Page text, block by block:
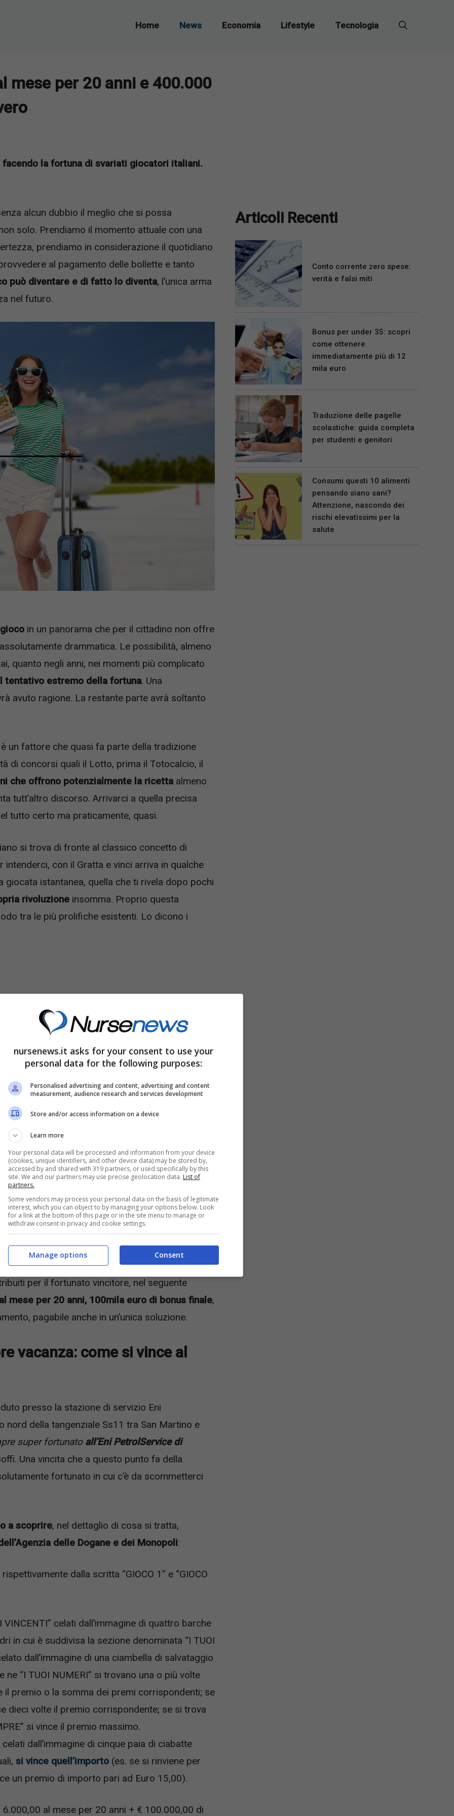
Home News Economia Lifestyle Tecnologia
mese per 20 anni e 400.000
la fortuna di svariati giocatori italiani.
alcun dubbio il meglio che si possa
solo. Prendiamo il momento attuale con una
prendiamo in considerazione il quotidiano
al pagamento delle bollette e tanto
può diventare e di fatto lo diventa, l’unica arma
nel futuro.
in un panorama che per il cittadino non offre
drammatica. Le possibilità, almeno
quanto negli anni, nei momenti più complicato
tentativo estremo della fortuna. Una
avuto ragione. La restante parte avrà soltanto
un fattore che quasi fa parte della tradizione
di concorsi quali il Lotto, prima il Totocalcio, il
che offrono potenzialmente la ricetta almeno
tutt’altro discorso. Arrivarci a quella precisa
tutto certo ma praticamente, quasi.
si trova di fronte al classico concetto di
con il Gratta e vinci arriva in qualche
istantanea, quella che ti rivela dopo pochi
rivoluzione insomma. Proprio questa
tra le più prolifiche esistenti. Lo dicono i
dello scorso 16 febbraio, in cui si è registrato
a premi, con ben 371 milioni di euro
più grandi negli ultimi mesi arrivano proprio
parte dei casi da 500mila euro
che ha
in tutto il paese. Gli italiani a questo punto ci
parliamo di vincitore assolutamente, per
. Il concorso protagonista è il Nuovo Turista per
offre una probabilità di vincita ogni 4,560 milioni
delle Dogane e dei Monopoli. Premio
per il fortunato vincitore, nel seguente
mese per 20 anni, 100mila euro di bonus finale,
pagabile anche in un’unica soluzione.
vacanza: come si vince al
presso la stazione di servizio Eni
nord della tangenziale Ss11 tra San Martino e
super fortunatoall’Eni PetrolService di
Una vincita che a questo punto fa della
fortunato in cui c’è da scommetterci
a scoprire, nel dettaglio di cosa si tratta,
delle Dogane e dei Monopoli:
dalla scritta “GIOCO 1” e “GIOCO
celati dall’immagine di quattro barche
in cui è suddivisa la sezione denominata “I TUOI
dall’immagine di una ciambella di salvataggio
ne “I TUOI NUMERI” si trovano una o più volte
il premio o la somma dei premi corrispondenti; se
dieci volte il premio corrispondente; se si trova
si vince il premio massimo.
dall’immagine di cinque paia di ciabatte
si vince quell’importo (es. se si rinviene per
un premio di importo pari ad Euro 15,00).
al mese per 20 anni + € 100.000,00 di
Articoli Recenti
Conto corrente zero spese:
verità e falsi miti
Bonus per under 35: scopri
come ottenere
immediatamente più di 12
mila euro
Traduzione delle pagelle
scolastiche: guida completa
per studenti e genitori
Consumi questi 10 alimenti
pensando siano sani?
Attenzione, nascondo dei
rischi elevatissimi per la
salute
nursenews.it asks for your consent to use your
personal data for the following purposes:
Personalised advertising and content, advertising and content
measurement, audience research and services development
Store and/or access information on a device
Learn more
Your personal data will be processed and information from your device
(cookies, unique identifiers, and other device data) may be stored by,
accessed by and shared with 319 partners, or used specifically by this
site. We and our partners may use precise geolocation data. List of
partners.
Some vendors may process your personal data on the basis of legitimate
interest, which you can object to by managing your options below. Look
for a link at the bottom of this page or in the site menu to manage or
withdraw consent in privacy and cookie settings.
Consent
Manage options